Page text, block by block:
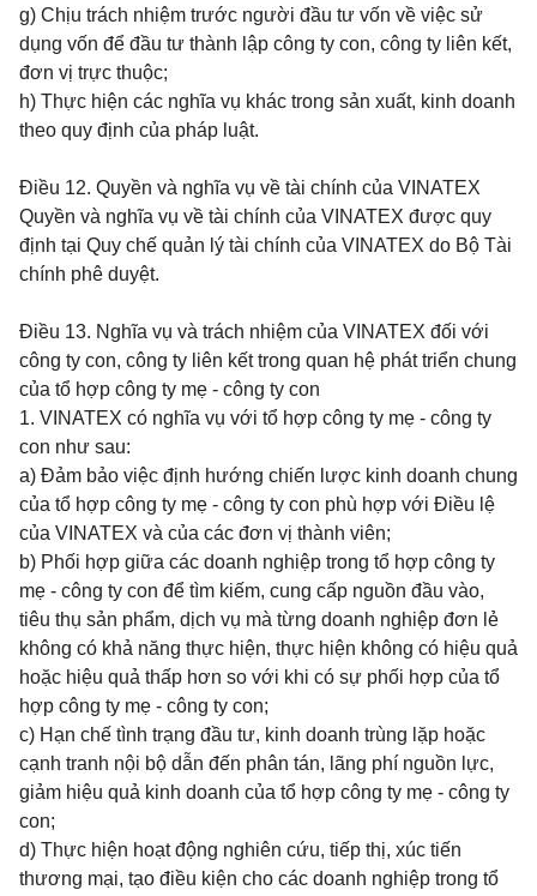
g) Chịu trách nhiệm trước người đầu tư vốn về việc sử
dụng vốn để đầu tư thành lập công ty con, công ty liên kết,
đơn vị trực thuộc;
h) Thực hiện các nghĩa vụ khác trong sản xuất, kinh doanh
theo quy định của pháp luật.
Điều 12. Quyền và nghĩa vụ về tài chính của VINATEX
Quyền và nghĩa vụ về tài chính của VINATEX được quy
định tại Quy chế quản lý tài chính của VINATEX do Bộ Tài
chính phê duyệt.
Điều 13. Nghĩa vụ và trách nhiệm của VINATEX đối với
công ty con, công ty liên kết trong quan hệ phát triển chung
của tổ hợp công ty mẹ - công ty con
1. VINATEX có nghĩa vụ với tổ hợp công ty mẹ - công ty
con như sau:
a) Đảm bảo việc định hướng chiến lược kinh doanh chung
của tổ hợp công ty mẹ - công ty con phù hợp với Điều lệ
của VINATEX và của các đơn vị thành viên;
b) Phối hợp giữa các doanh nghiệp trong tổ hợp công ty
mẹ - công ty con để tìm kiếm, cung cấp nguồn đầu vào,
tiêu thụ sản phẩm, dịch vụ mà từng doanh nghiệp đơn lẻ
không có khả năng thực hiện, thực hiện không có hiệu quả
hoặc hiệu quả thấp hơn so với khi có sự phối hợp của tổ
hợp công ty mẹ - công ty con;
c) Hạn chế tình trạng đầu tư, kinh doanh trùng lặp hoặc
cạnh tranh nội bộ dẫn đến phân tán, lãng phí nguồn lực,
giảm hiệu quả kinh doanh của tổ hợp công ty mẹ - công ty
con;
d) Thực hiện hoạt động nghiên cứu, tiếp thị, xúc tiến
thương mại, tạo điều kiện cho các doanh nghiệp trong tổ